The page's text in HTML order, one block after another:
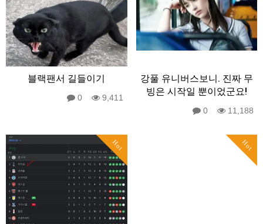
블랙팬서 길들이기
0 9,411
강풀 유니버스보니. 진짜 무
빙은 시작일 뿐이었군요!
0 11,188
Hot Hot